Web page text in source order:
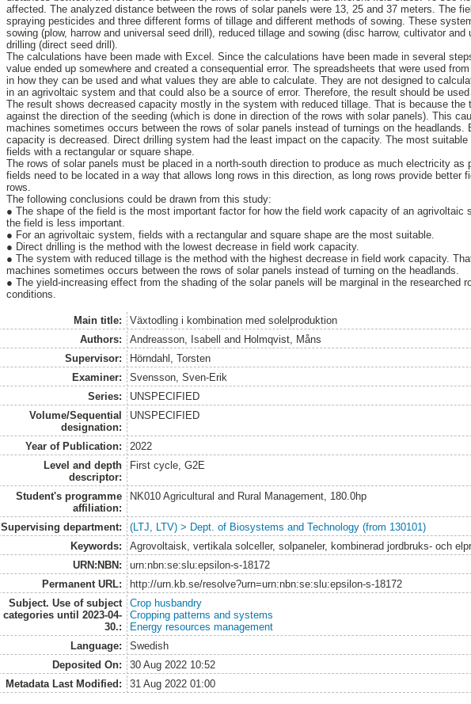
affected. The analyzed distance between the rows of solar panels were 13, 25 and 37 meters. The
spraying pesticides and three different forms of tillage and different methods of sowing. These
sowing (plow, harrow and universal seed drill), reduced tillage and sowing (disc harrow, cultivator
drilling (direct seed drill).
The calculations have been made with Excel. Since the calculations have been made in several
value ended up somewhere and created a consequential error. The spreadsheets that were used
in how they can be used and what values they are able to calculate. They are not designed to
in an agrivoltaic system and that could also be a source of error. Therefore, the result should be used
The result shows decreased capacity mostly in the system with reduced tillage. That is because the
against the direction of the seeding (which is done in direction of the rows with solar panels). This
machines sometimes occurs between the rows of solar panels instead of turnings on the headlands.
capacity is decreased. Direct drilling system had the least impact on the capacity. The most
fields with a rectangular or square shape.
The rows of solar panels must be placed in a north-south direction to produce as much electricity as
fields need to be located in a way that allows long rows in this direction, as long rows provide better
rows.
The following conclusions could be drawn from this study:
● The shape of the field is the most important factor for how the field work capacity of an
the field is less important.
● For an agrivoltaic system, fields with a rectangular and square shape are the most suitable.
● Direct drilling is the method with the lowest decrease in field work capacity.
● The system with reduced tillage is the method with the highest decrease in field work capacity.
machines sometimes occurs between the rows of solar panels instead of turning on the headlands.
● The yield-increasing effect from the shading of the solar panels will be marginal in the researched
conditions.
Main title:
Växtodling i kombination med solelproduktion
Authors:
Andreasson, Isabell and Holmqvist, Måns
Supervisor:
Hörndahl, Torsten
Examiner:
Svensson, Sven-Erik
Series:
UNSPECIFIED
Volume/Sequential
designation:
UNSPECIFIED
Year of Publication:
2022
Level and depth
descriptor:
First cycle, G2E
Student's programme
affiliation:
NK010 Agricultural and Rural Management, 180.0hp
Supervising department:
(LTJ, LTV) > Dept. of Biosystems and Technology (from 130101)
Keywords:
Agrovoltaisk, vertikala solceller, solpaneler, kombinerad jordbruks- och
URN:NBN:
urn:nbn:se:slu:epsilon-s-18172
Permanent URL:
http://urn.kb.se/resolve?urn=urn:nbn:se:slu:epsilon-s-18172
Subject. Use of subject
categories until 2023-04-
30.:
Crop husbandry
Cropping patterns and systems
Energy resources management
Language:
Swedish
Deposited On:
30 Aug 2022 10:52
Metadata Last Modified:
31 Aug 2022 01:00